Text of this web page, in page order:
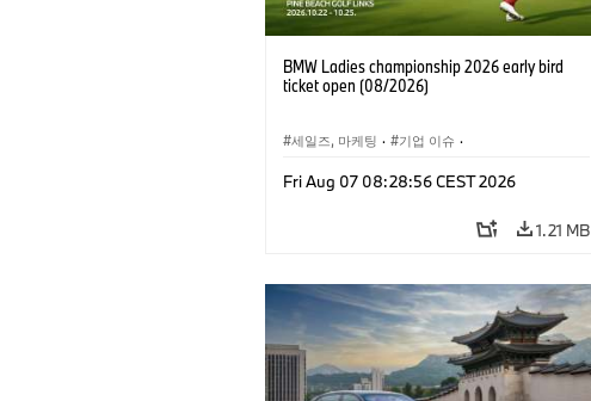
BMW Ladies championship 2026 early bird
ticket open (08/2026)
세일즈, 마케팅 · 기업 이슈 ·
Fri Aug 07 08:28:56 CEST 2026
1.21 MB